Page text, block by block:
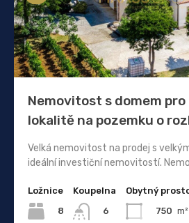
Nemovitost s domem
lokalitě na pozemku o
Velká nemovitost na prodej s
ideální investiční nemovitostí.
Ložnice
8
Koupelna
6
Obytný
750 m²